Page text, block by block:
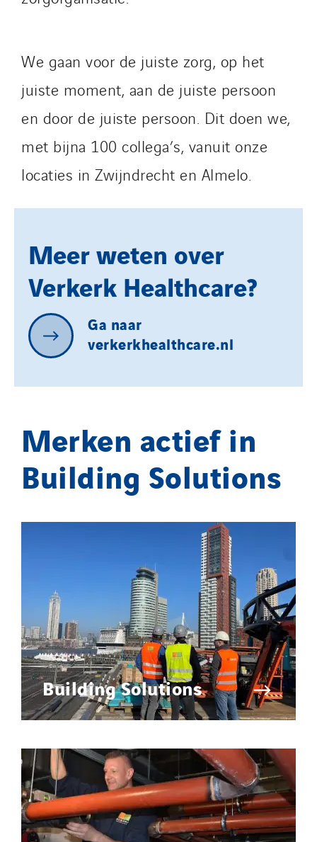
We gaan voor de juiste zorg, op het
juiste moment, aan de juiste persoon
en door de juiste persoon. Dit doen we,
met bijna 100 collega’s, vanuit onze
locaties in Zwijndrecht en Almelo.
Meer weten over
Verkerk Healthcare?
Ga naar
verkerkhealthcare.nl
Merken actief in
Building Solutions
Building Solutions
Spain
Sweden
Switzerland
United Kingdom